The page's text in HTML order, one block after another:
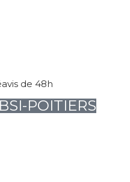
de 48h
POITIERS